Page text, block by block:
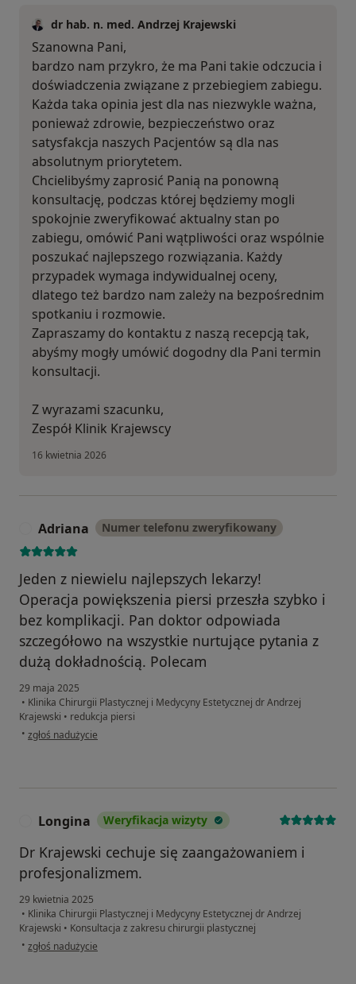
dr hab. n. med. Andrzej Krajewski
Szanowna Pani,
bardzo nam przykro, że ma Pani takie odczucia i
doświadczenia związane z przebiegiem zabiegu.
Każda taka opinia jest dla nas niezwykle ważna,
ponieważ zdrowie, bezpieczeństwo oraz
satysfakcja naszych Pacjentów są dla nas
absolutnym priorytetem.
Chcielibyśmy zaprosić Panią na ponowną
konsultację, podczas której będziemy mogli
spokojnie zweryfikować aktualny stan po
zabiegu, omówić Pani wątpliwości oraz wspólnie
poszukać najlepszego rozwiązania. Każdy
przypadek wymaga indywidualnej oceny,
dlatego też bardzo nam zależy na bezpośrednim
spotkaniu i rozmowie.
Zapraszamy do kontaktu z naszą recepcją tak,
abyśmy mogły umówić dogodny dla Pani termin
konsultacji.
Z wyrazami szacunku,
Zespół Klinik Krajewscy
16 kwietnia 2026
Adriana Numer telefonu zweryfikowany
Jeden z niewielu najlepszych lekarzy!
Operacja powiększenia piersi przeszła szybko i
bez komplikacji. Pan doktor odpowiada
szczegółowo na wszystkie nurtujące pytania z
dużą dokładnością. Polecam
29 maja 2025
• Klinika Chirurgii Plastycznej i Medycyny Estetycznej dr Andrzej
Krajewski • redukcja piersi
• w opinii użytkownika Adriana
zgłoś nadużycie
Longina Weryfikacja wizyty
Dr Krajewski cechuje się zaangażowaniem i
profesjonalizmem.
29 kwietnia 2025
• Klinika Chirurgii Plastycznej i Medycyny Estetycznej dr Andrzej
Krajewski • Konsultacja z zakresu chirurgii plastycznej
• w opinii użytkownika Longina
zgłoś nadużycie